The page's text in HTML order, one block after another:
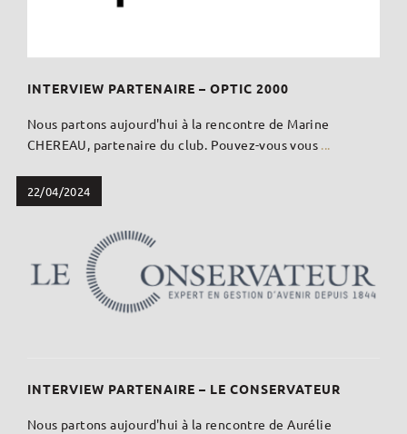
INTERVIEW PARTENAIRE – OPTIC 2000
Nous partons aujourd'hui à la rencontre de Marine
CHEREAU, partenaire du club. Pouvez-vous vous ...
INTERVIEW PARTENAIRE – LE CONSERVATEUR
22/04/2024
Nous partons aujourd'hui à la rencontre de Aurélie